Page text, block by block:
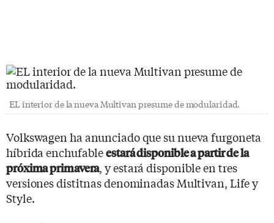
EL interior de la nueva Multivan presume de modularidad.
Volkswagen ha anunciado que su nueva furgoneta
híbrida enchufableestará disponible a partir de la
próxima primavera, y estará disponible en tres
versiones distitnas denominadas Multivan, Life y
Style.